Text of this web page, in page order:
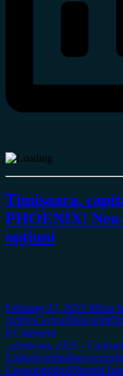
Timișoara,
PHOENIX!
opțiuni
February 22, 2023 Miron
ArhivaCertitudinea print
0 Comment
„Timișoara 2023 –
Culturiicertitudinea.ro
CovaciortodoxPhoenix